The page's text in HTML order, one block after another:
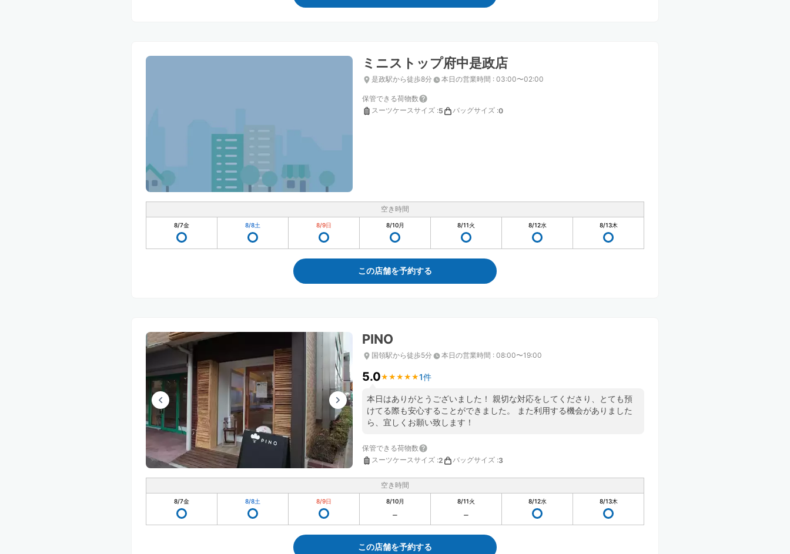
ミニストップ府中是政店
是政駅から徒歩8分 本日の営業時間 : 03:00〜02:00
保管できる荷物数
スーツケースサイズ :5 バッグサイズ :0
空き時間
8/7金 8/8土 8/9日 8/10月 8/11火 8/12水 8/13木
この店舗を予約する
PINO
国領駅から徒歩5分 本日の営業時間 : 08:00〜19:00
5.0★ ★ ★ ★ ★
★ ★ ★ ★ ★1件
本日はありがとうございました！ 親切な対応をしてくださり、とても預
けてる際も安心することができました。 また利用する機会がありました
ら、宜しくお願い致します！
保管できる荷物数
スーツケースサイズ :2 バッグサイズ :3
空き時間
8/7金 8/8土 8/9日 8/10月 8/11火 8/12水 8/13木
この店舗を予約する